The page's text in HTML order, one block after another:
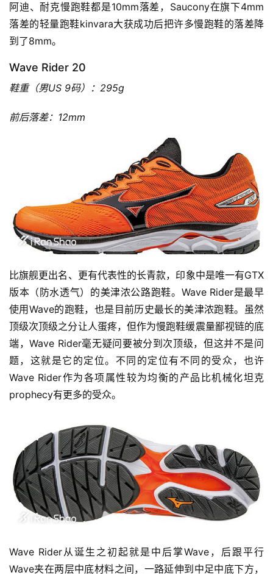
阿迪、耐克慢跑鞋都是10mm落差，Saucony在旗下4mm
落差的轻量跑鞋kinvara大获成功后把许多慢跑鞋的落差降
到了8mm。
Wave Rider 20
鞋重（男US 9码）：295g
前后落差：12mm
比旗舰更出名、更有代表性的长青款，印象中是唯一有GTX
版本（防水透气）的美津浓公路跑鞋。Wave Rider是最早
使用Wave的跑鞋，也是目前历史最长的美津浓跑鞋。虽然
顶级次顶级之分让人蛋疼，但作为慢跑鞋缓震量鄙视链的底
端，Wave Rider毫无疑问要被分到次顶级，但这并不是问
题，这就是它的定位。不同的定位有不同的受众，也许
Wave Rider作为各项属性较为均衡的产品比机械化坦克
prophecy有更多的受众。
Wave Rider从诞生之初起就是中后掌Wave，后跟平行
Wave夹在两层中底材料之间，一路延伸到中足中底下方，